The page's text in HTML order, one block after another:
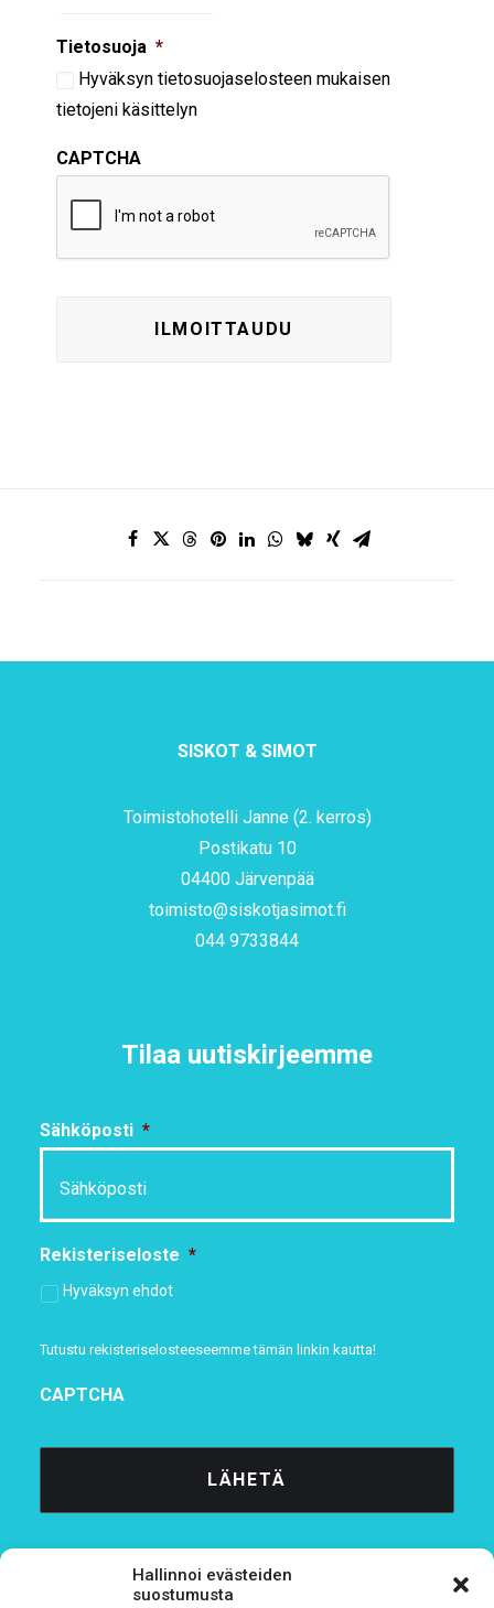
Hallinnoi evästeiden
suostumusta
Tietosuoja *
Hyväksyn tietosuojaselosteen mukaisen
tietojeni käsittelyn
CAPTCHA
SISKOT & SIMOT
Toimistohotelli Janne (2. kerros)
Postikatu 10
04400 Järvenpää
toimisto@siskotjasimot.fi
044 9733844
Tilaa uutiskirjeemme
Sähköposti *
Rekisteriseloste *
Hyväksyn ehdot
Tutustu rekisteriselosteeseemmetämän linkin kautta!
CAPTCHA